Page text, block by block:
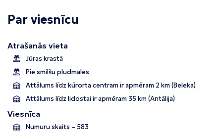
Par viesnīcu
Atrašanās vieta
Jūras krastā
Pie smilšu pludmales
Attālums līdz kūrorta centram ir apmēram 2 km (Beleka)
Attālums līdz lidostai ir apmēram 35 km (Antālija)
Viesnīca
Numuru skaits – 583